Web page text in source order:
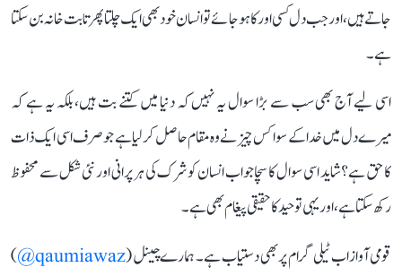
جاتے ہیں، اور جب دل کسی اور کا ہو جائے تو انسان خود بھی ایک چلتا پھرتا بت خانہ بن سکتا
ہے۔
اسی لیے آج بھی سب سے بڑا سوال یہ نہیں کہ دنیا میں کتنے بت ہیں، بلکہ یہ ہے کہ
میرے دل میں خدا کے سوا کس چیز نے وہ مقام حاصل کر لیا ہے جو صرف اسی ایک ذات
کا حق ہے؟ شاید اسی سوال کا سچا جواب انسان کو شرک کی ہر پرانی اور نئی شکل سے محفوظ
رکھ سکتا ہے، اور یہی توحید کا حقیقی پیغام بھی ہے۔
قومی آواز اب ٹیلی گرام پر بھی دستیاب ہے۔ ہمارے چینل (qaumiawaz@
)